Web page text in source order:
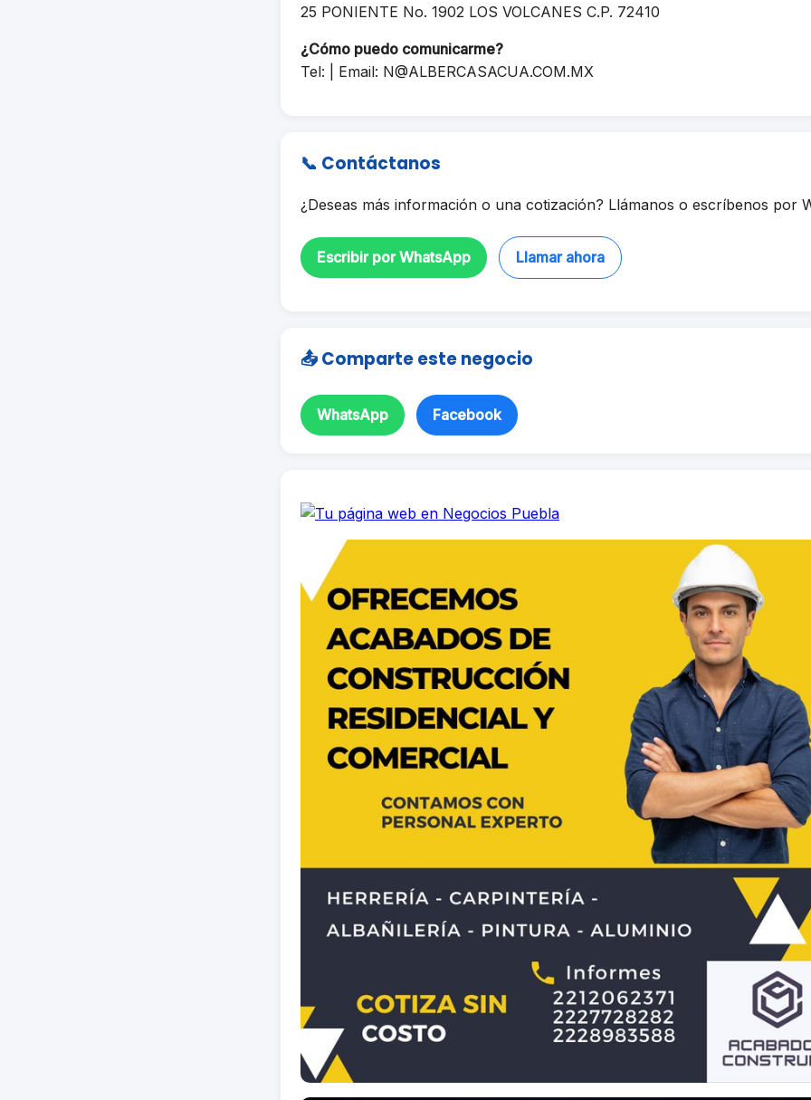
25 PONIENTE No. 1902 LOS VOLCANES C.P. 72410
¿Cómo puedo comunicarme?
Tel: | Email: N@ALBERCASACUA.COM.MX
📞 Contáctanos
¿Deseas más información o una cotización? Llámanos o escríbenos por
Escribir por WhatsApp Llamar ahora
📤 Comparte este negocio
WhatsApp Facebook